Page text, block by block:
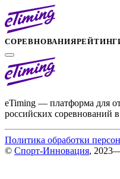
СОРЕВНОВАНИЯ
eTiming — платформа для
российских соревнований
Политика обработки
© Спорт-Инновация,